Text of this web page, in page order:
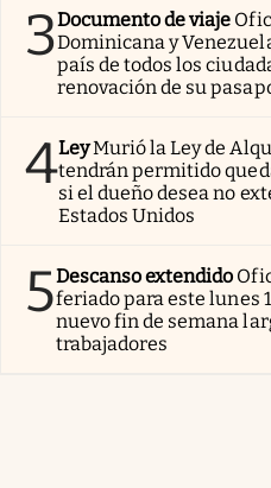
3Documento de viaje
Dominicana y
país de todos los
renovación de su
4LeyMurió la Ley de
tendrán permitido
si el dueño desea no
Estados Unidos
5Descanso extendido
feriado para este lunes
nuevo fin de semana
trabajadores